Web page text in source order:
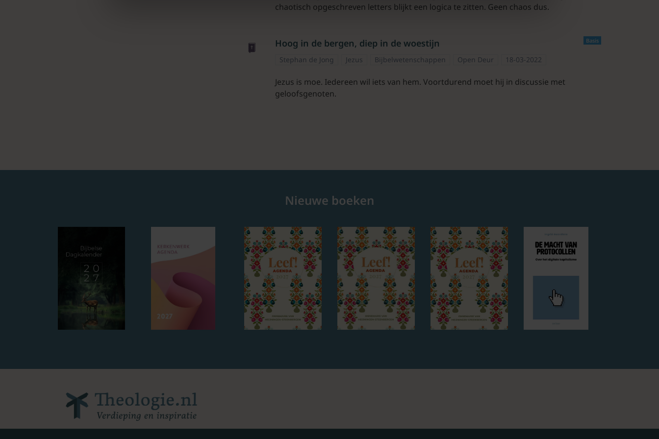
chaotisch opgeschreven letters blijkt een logica te zitten. Geen chaos dus.
Basis
Hoog in de bergen, diep in de woestijn
Stephan de Jong Jezus Bijbelwetenschappen Open Deur 18-03-2022
Jezus is moe. Iedereen wil iets van hem. Voortdurend moet hij in discussie met
geloofsgenoten.
Nieuwe boeken